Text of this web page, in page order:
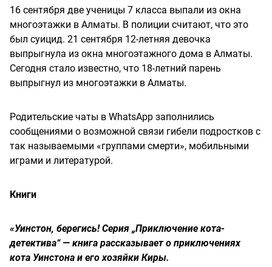
16 сентября две ученицы 7 класса выпали из окна
многоэтажки в Алматы. В полиции считают, что это
был суицид. 21 сентября 12-летняя девочка
выпрыгнула из окна многоэтажного дома в Алматы.
Сегодня стало известно, что 18-летний парень
выпрыгнул из многоэтажки в Алматы.
Родительские чаты в WhatsApp заполнились
сообщениями о возможной связи гибели подростков с
так называемыми «группами смерти», мобильными
играми и литературой.
Книги
«Уинстон, берегись! Серия „Приключение кота-
детектива“ — книга рассказывает о приключениях
кота Уинстона и его хозяйки Киры.